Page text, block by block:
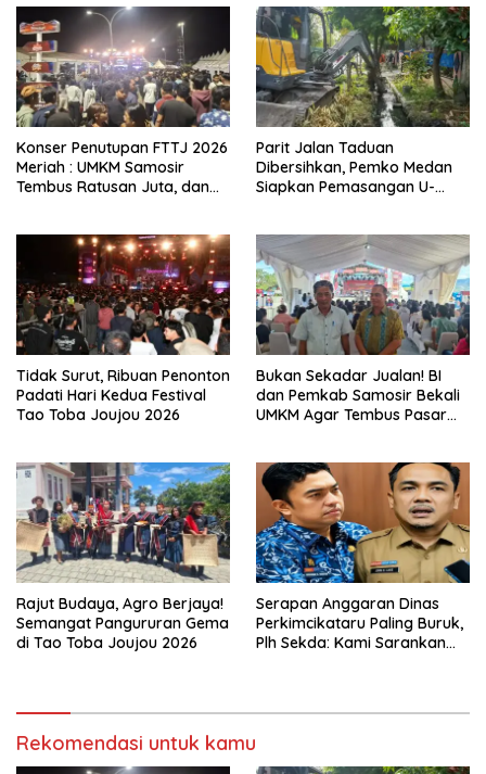
Konser Penutupan FTTJ 2026
Meriah : UMKM Samosir
Tembus Ratusan Juta, dan
Parit Jalan Taduan
Dibersihkan, Pemko Medan
Siapkan Pemasangan U-
Tidak Surut, Ribuan Penonton
Padati Hari Kedua Festival
Tao Toba Joujou 2026
Bukan Sekadar Jualan! BI
dan Pemkab Samosir Bekali
UMKM Agar Tembus Pasar
Rajut Budaya, Agro Berjaya!
Semangat Pangururan Gema
di Tao Toba Joujou 2026
Serapan Anggaran Dinas
Perkimcikataru Paling Buruk,
Plh Sekda: Kami Sarankan
Rekomendasi untuk kamu